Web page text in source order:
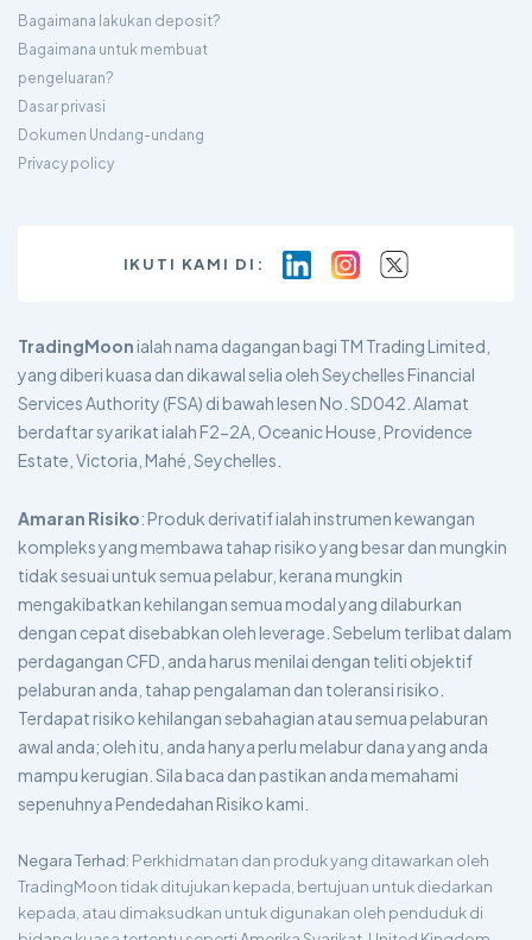
Bagaimana lakukan deposit?
Bagaimana untuk membuat
pengeluaran?
Dasar privasi
Dokumen Undang-undang
Privacy policy
IKUTI KAMI DI:
TradingMoon ialah nama dagangan bagi TM Trading Limited,
yang diberi kuasa dan dikawal selia oleh Seychelles Financial
Services Authority (FSA) di bawah lesen No. SD042. Alamat
berdaftar syarikat ialah F2-2A, Oceanic House, Providence
Estate, Victoria, Mahé, Seychelles.
Amaran Risiko: Produk derivatif ialah instrumen kewangan
kompleks yang membawa tahap risiko yang besar dan mungkin
tidak sesuai untuk semua pelabur, kerana mungkin
mengakibatkan kehilangan semua modal yang dilaburkan
dengan cepat disebabkan oleh leverage. Sebelum terlibat dalam
perdagangan CFD, anda harus menilai dengan teliti objektif
pelaburan anda, tahap pengalaman dan toleransi risiko.
Terdapat risiko kehilangan sebahagian atau semua pelaburan
awal anda; oleh itu, anda hanya perlu melabur dana yang anda
mampu kerugian. Sila baca dan pastikan anda memahami
sepenuhnya Pendedahan Risiko kami.
Negara Terhad: Perkhidmatan dan produk yang ditawarkan oleh
TradingMoon tidak ditujukan kepada, bertujuan untuk diedarkan
kepada, atau dimaksudkan untuk digunakan oleh penduduk di